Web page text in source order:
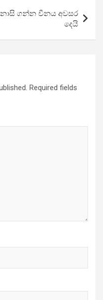
ගන්න චීනය අවසර
දෙයි
Required fields